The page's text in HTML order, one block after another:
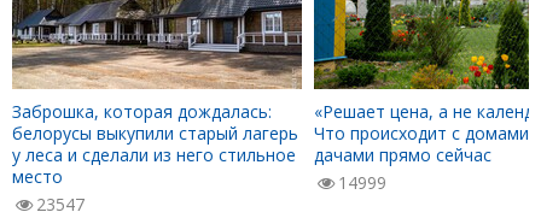
Заброшка, которая дождалась:
белорусы выкупили старый лагерь
у леса и сделали из него стильное
место
23547
«Решает цена, а не
Что происходит с домами
дачами прямо сейчас
14999